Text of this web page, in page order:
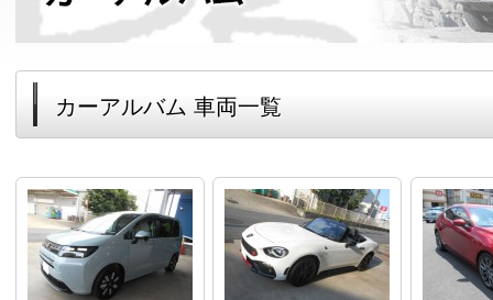
カーアルバム 車両一覧